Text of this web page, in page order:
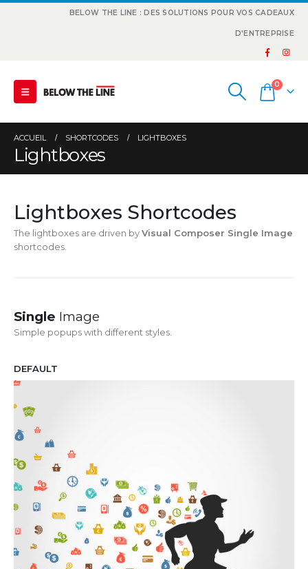
BELOW THE LINE : DES SOLUTIONS POUR VOS CADEAUX
D'ENTREPRISE
0
ACCUEIL SHORTCODES LIGHTBOXES
Lightboxes
Lightboxes Shortcodes
The lightboxes are driven byVisual Composer Single Image
shortcodes.
Single Image
Simple popups with different styles.
DEFAULT